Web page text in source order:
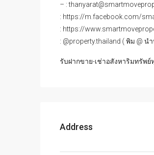
– :
: https://m.facebook.com/
: https://
: @property.thailand ( พิม @ น
รับฝากขาย-เช่าอสังหาริมทรัพ
Address